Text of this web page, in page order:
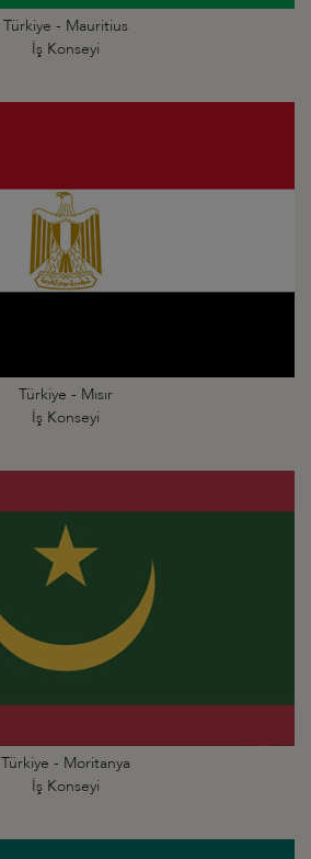
Türkiye - Mauritius
İş Konseyi
Türkiye - Mısır
İş Konseyi
Türkiye - Moritanya
İş Konseyi